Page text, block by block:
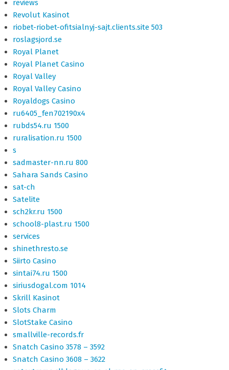
reviews
Revolut Kasinot
riobet-riobet-ofitsialnyj-sajt.clients.site 503
roslagsjord.se
Royal Planet
Royal Planet Casino
Royal Valley
Royal Valley Casino
Royaldogs Casino
ru6405_fen702190x4
rubds54.ru 1500
ruralisation.ru 1500
s
sadmaster-nn.ru 800
Sahara Sands Casino
sat-ch
Satelite
sch2kr.ru 1500
school8-plast.ru 1500
services
shinethresto.se
Siirto Casino
sintai74.ru 1500
siriusdogal.com 1014
Skrill Kasinot
Slots Charm
SlotStake Casino
smallville-records.fr
Snatch Casino 3578 – 3592
Snatch Casino 3608 – 3622